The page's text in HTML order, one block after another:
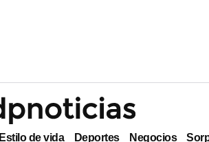
Estilo de vida Deportes Negocios